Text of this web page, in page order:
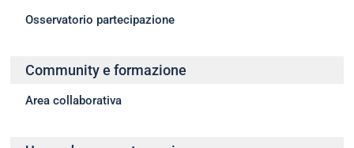
Osservatorio partecipazione
Community e formazione
Area collaborativa